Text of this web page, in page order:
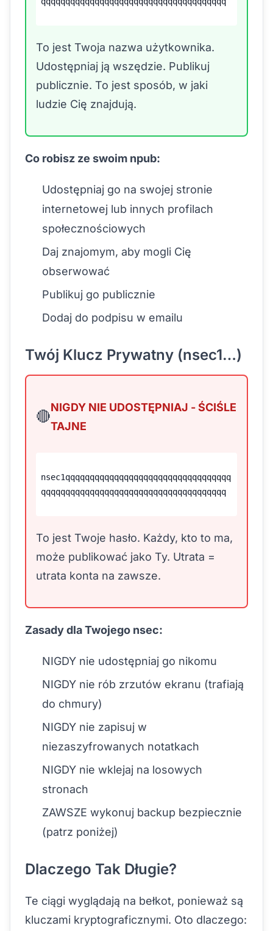
To jest Twoja nazwa użytkownika.
Udostępniaj ją wszędzie. Publikuj
publicznie. To jest sposób, w jaki
ludzie Cię znajdują.
Co robisz ze swoim npub:
Udostępniaj go na swojej stronie
internetowej lub innych profilach
społecznościowych
Daj znajomym, aby mogli Cię
obserwować
Publikuj go publicznie
Dodaj do podpisu w emailu
Twój Klucz Prywatny (nsec1…)
🔴
NIGDY NIE UDOSTĘPNIAJ - ŚCIŚLE
TAJNE
nsec1qqqqqqqqqqqqqqqqqqqqqqqqqqqqqqqqqq
qqqqqqqqqqqqqqqqqqqqqqqqqqqqqqqqqqqqqq
To jest Twoje hasło. Każdy, kto to ma,
może publikować jako Ty. Utrata =
utrata konta na zawsze.
Zasady dla Twojego nsec:
NIGDY nie udostępniaj go nikomu
NIGDY nie rób zrzutów ekranu (trafiają
do chmury)
NIGDY nie zapisuj w
niezaszyfrowanych notatkach
NIGDY nie wklejaj na losowych
stronach
ZAWSZE wykonuj backup bezpiecznie
(patrz poniżej)
Dlaczego Tak Długie?
Te ciągi wyglądają na bełkot, ponieważ są
kluczami kryptograficznymi. Oto dlaczego: